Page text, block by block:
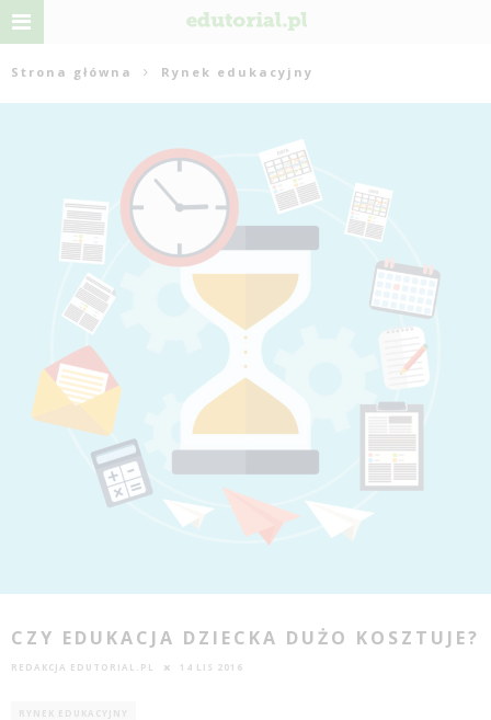
Strona główna Rynek edukacyjny
CZY EDUKACJA DZIECKA DUŻO KOSZTUJE?
REDAKCJA EDUTORIAL.PL 14 LIS 2016
RYNEK EDUKACYJNY